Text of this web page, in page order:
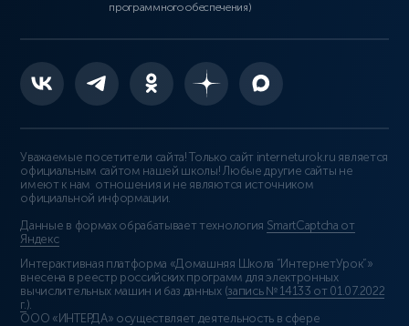
программного обеспечения)
Уважаемые посетители сайта! Только сайт interneturok.ru является
официальным сайтом нашей школы! Любые другие сайты не
имеют к нам отношения и не являются источником
официальной информации.
Данные в формах обрабатывает технология SmartCaptcha от
Яндекс
Интерактивная платформа «Домашняя Школа “ИнтернетУрок”»
внесена в реестр российских программ для электронных
вычислительных машин и баз данных (запись № 14133 от 01.07.2022
г.).
ООО «ИНТЕРДА» осуществляет деятельность в сфере